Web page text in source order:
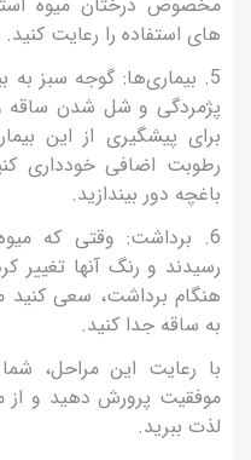
های استفاده را رعایت کنید.
5. بیماری‌ها: گوجه سبز به
پژمردگی و شل شدن ساقه
برای پیشگیری از این
رطوبت اضافی خودداری
باغچه دور بیندازید.
6. برداشت: وقتی که
رسیدند و رنگ آنها تغییر
هنگام برداشت، سعی کنید
به ساقه جدا کنید.
با رعایت این مراحل،
موفقیت پرورش دهید و
لذت ببرید.